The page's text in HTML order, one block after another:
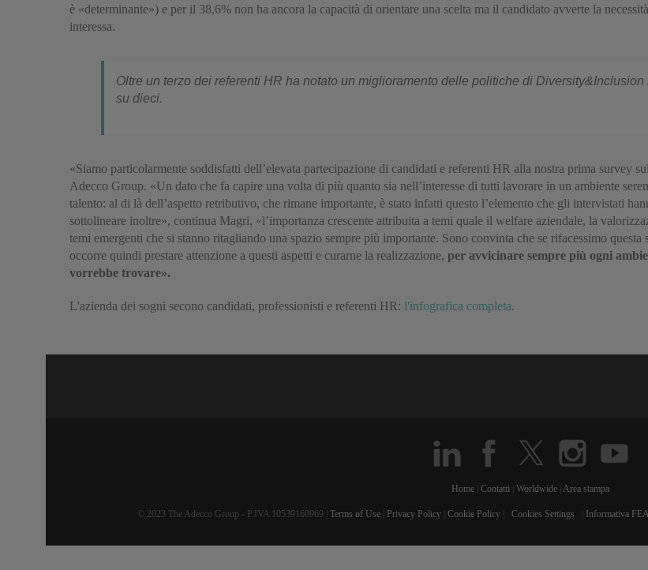
è «determinante») e per il 38,6% non ha ancora la capacità di orientare una scelta ma il candidato avverte la
interessa.
Oltre un terzo dei referenti HR ha notato un miglioramento delle politiche di
su dieci.
«Siamo particolarmente soddisfatti dell’elevata partecipazione di candidati e referenti HR alla nostra prima survey
Adecco Group. «Un dato che fa capire una volta di più quanto sia nell’interesse di tutti lavorare in un ambiente
talento: al di là dell’aspetto retributivo, che rimane importante, è stato infatti questo l’elemento che gli intervistati
sottolineare inoltre», continua Magri, «l’importanza crescente attribuita a temi quale il welfare aziendale, la
temi emergenti che si stanno ritagliando una spazio sempre più importante. Sono convinta che se rifacessimo
occorre quindi prestare attenzione a questi aspetti e curarne la realizzazione, per avvicinare sempre più ogni
vorrebbe trovare».
L'azienda dei sogni secono candidati, professionisti e referenti HR: l'infografica completa.
Home Contatti Worldwide Area stampa
© 2023 The Adecco Group - P.IVA 10539160969 | Terms of Use Privacy Policy Cookie Policy Cookies Settings Informativa FEA